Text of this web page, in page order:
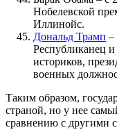
Нобелевской
Иллинойс.
Дональд Трамп –
Республиканец
историков,
военных
Таким образом,
страной, но у нее
сравнению с другими